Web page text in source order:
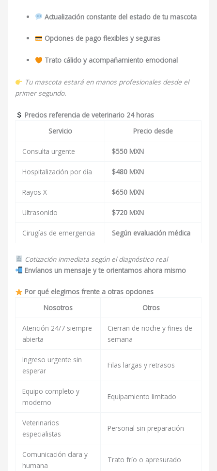
Actualización constante del estado de tu mascota
Opciones de pago flexibles y seguras
Trato cálido y acompañamiento emocional
Tu mascota estará en manos profesionales desde el
primer segundo.
Precios referencia de veterinario 24 horas
Servicio
Precio desde
Consulta urgente $550 MXN
Hospitalización por día $480 MXN
Rayos X $650 MXN
Ultrasonido $720 MXN
Cirugías de emergencia Según evaluación médica
Cotización inmediata según el diagnóstico real
Envíanos un mensaje y te orientamos ahora mismo
Por qué elegirnos frente a otras opciones
Nosotros
Otros
Atención 24/7 siempre
abierta
Cierran de noche y fines de
semana
Ingreso urgente sin
esperar
Filas largas y retrasos
Equipo completo y
moderno
Equipamiento limitado
Veterinarios
especialistas
Personal sin preparación
Comunicación clara y
humana
Trato frío o apresurado